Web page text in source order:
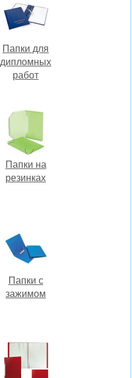
Папки для
дипломных
работ
Папки на
резинках
Папки с
зажимом